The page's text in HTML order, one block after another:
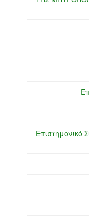
Επιστημονικό